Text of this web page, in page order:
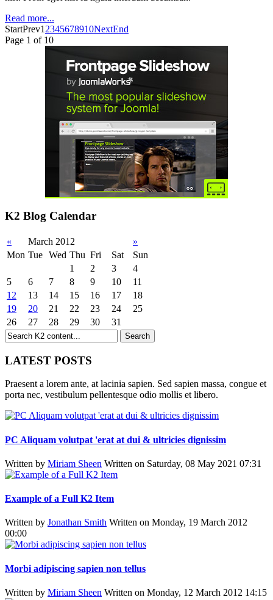
Read more...
StartPrev1 2345678910NextEnd
Page 1 of 10
K2 Blog Calendar
« March 2012
»
Mon Tue Wed Thu Fri Sat
Sun
1
2 3
4
5
6 7 8 9 10
11
12
13 14 15 16 17
18
19
20 21 22 23 24
25
26
27 28 29 30 31
LATEST POSTS
Praesent a lorem ante, at lacinia sapien. Sed sapien massa, congue et
porta nec, vestibulum pellentesque odio mollis et libero.
PC Aliquam volutpat 'erat at dui & ultricies dignissim
Written by Miriam Sheen Written on Saturday, 08 May 2021 07:31
Example of a Full K2 Item
Written by Jonathan Smith Written on Monday, 19 March 2012
00:00
Morbi adipiscing sapien non tellus
Written by Miriam Sheen Written on Monday, 12 March 2012 14:15